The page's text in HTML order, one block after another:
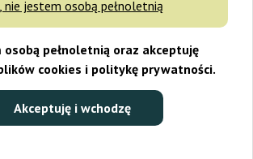
nie jestem osobą pełnoletnią
pełnoletnią oraz akceptuję
cookies i politykę prywatności.
Akceptuję i wchodzę
nasiona marihuany
mogą być
Nasion Marihuany